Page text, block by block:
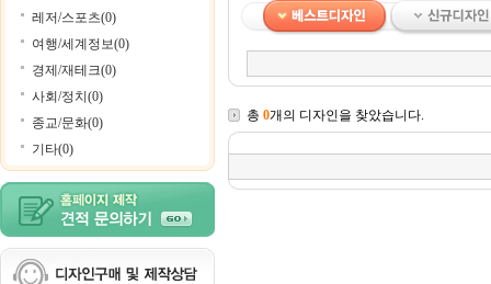
레저/스포츠(0)
여행/세계정보(0)
경제/재테크(0)
사회/정치(0)
종교/문화(0)
기타(0)
총 0개의 디자인을 찾았습니다.